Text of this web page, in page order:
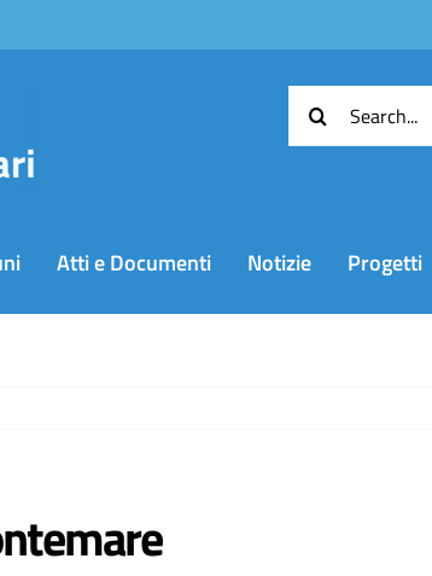
Cerca
per:
Atti e Documenti Notizie Progetti